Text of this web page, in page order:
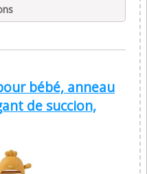
bébé, anneau
de succion,